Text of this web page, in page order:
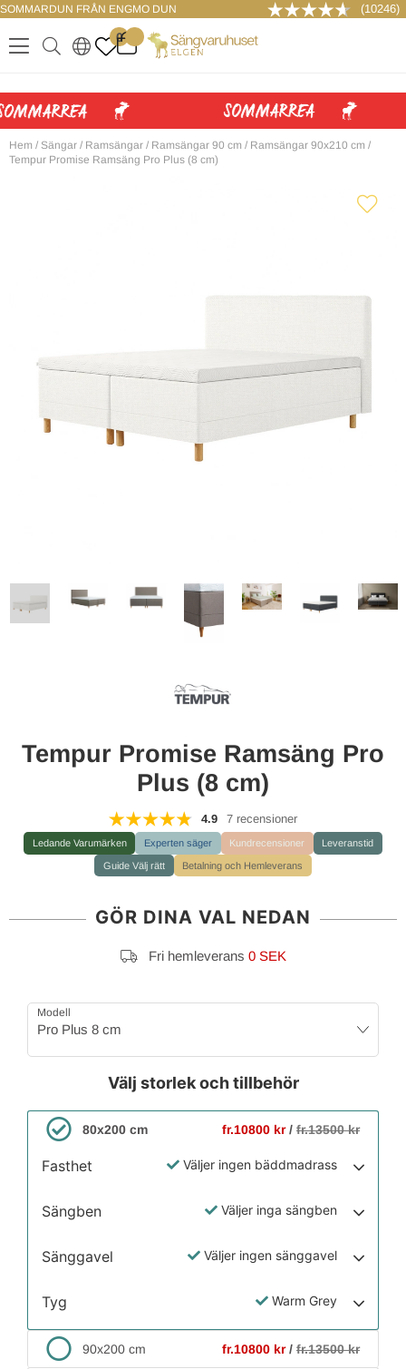
SOMMARDUN FRÅN ENGMO DUN (10246)
.
0
. ..
LOGGA IN
Hem / Sängar / Ramsängar / Ramsängar 90 cm / Ramsängar 90x210 cm /
Tempur Promise Ramsäng Pro Plus (8 cm)
Tempur Promise Ramsäng Pro
Plus (8 cm)
4.9 7 recensioner
Ledande Varumärken Experten säger Kundrecensioner Leveranstid
Guide Välj rätt Betalning och Hemleverans
GÖR DINA VAL NEDAN
Fri hemleverans 0 SEK
Modell
Pro Plus 8 cm
Välj storlek och tillbehör
80x200 cm fr.10800 kr/ fr.13500 kr
Fasthet Väljer ingen bäddmadrass
Sängben Väljer inga sängben
Sänggavel Väljer ingen sänggavel
Tyg Warm Grey
90x200 cm fr.10800 kr/ fr.13500 kr